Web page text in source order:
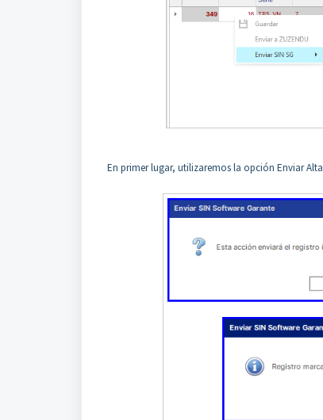
En primer lugar, utilizaremos la opción Enviar